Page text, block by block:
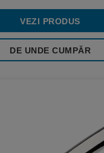
VEZI PRODUS
DE UNDE CUMPĂR